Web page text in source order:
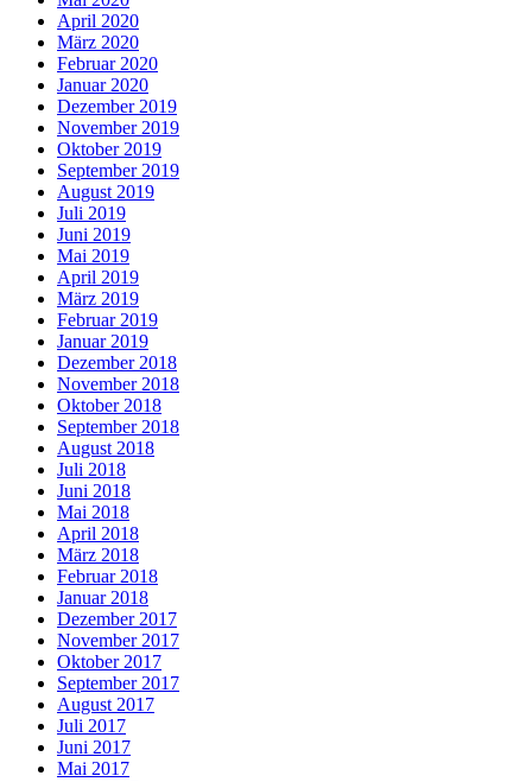
April 2020
März 2020
Februar 2020
Januar 2020
Dezember 2019
November 2019
Oktober 2019
September 2019
August 2019
Juli 2019
Juni 2019
Mai 2019
April 2019
März 2019
Februar 2019
Januar 2019
Dezember 2018
November 2018
Oktober 2018
September 2018
August 2018
Juli 2018
Juni 2018
Mai 2018
April 2018
März 2018
Februar 2018
Januar 2018
Dezember 2017
November 2017
Oktober 2017
September 2017
August 2017
Juli 2017
Juni 2017
Mai 2017